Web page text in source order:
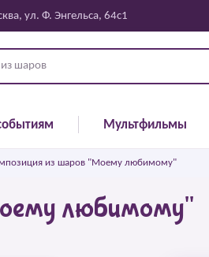
ул. Ф. Энгельса, 64с1
Мультфильмы
из шаров "Моему любимому"
любимому"